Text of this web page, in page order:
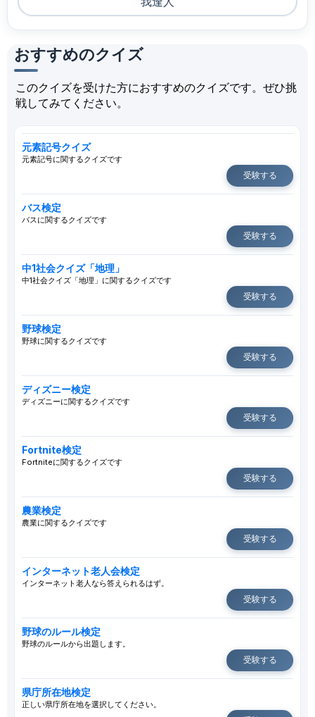
おすすめのクイズ
このクイズを受けた方におすすめのクイズです。ぜひ挑
戦してみてください。
元素記号クイズ
元素記号に関するクイズです
受験する
バス検定
バスに関するクイズです
受験する
中1社会クイズ「地理」
中1社会クイズ「地理」に関するクイズです
受験する
野球検定
野球に関するクイズです
受験する
ディズニー検定
ディズニーに関するクイズです
受験する
Fortnite検定
Fortniteに関するクイズです
受験する
農業検定
農業に関するクイズです
受験する
インターネット老人会検定
インターネット老人なら答えられるはず。
受験する
野球のルール検定
野球のルールから出題します。
受験する
県庁所在地検定
正しい県庁所在地を選択してください。